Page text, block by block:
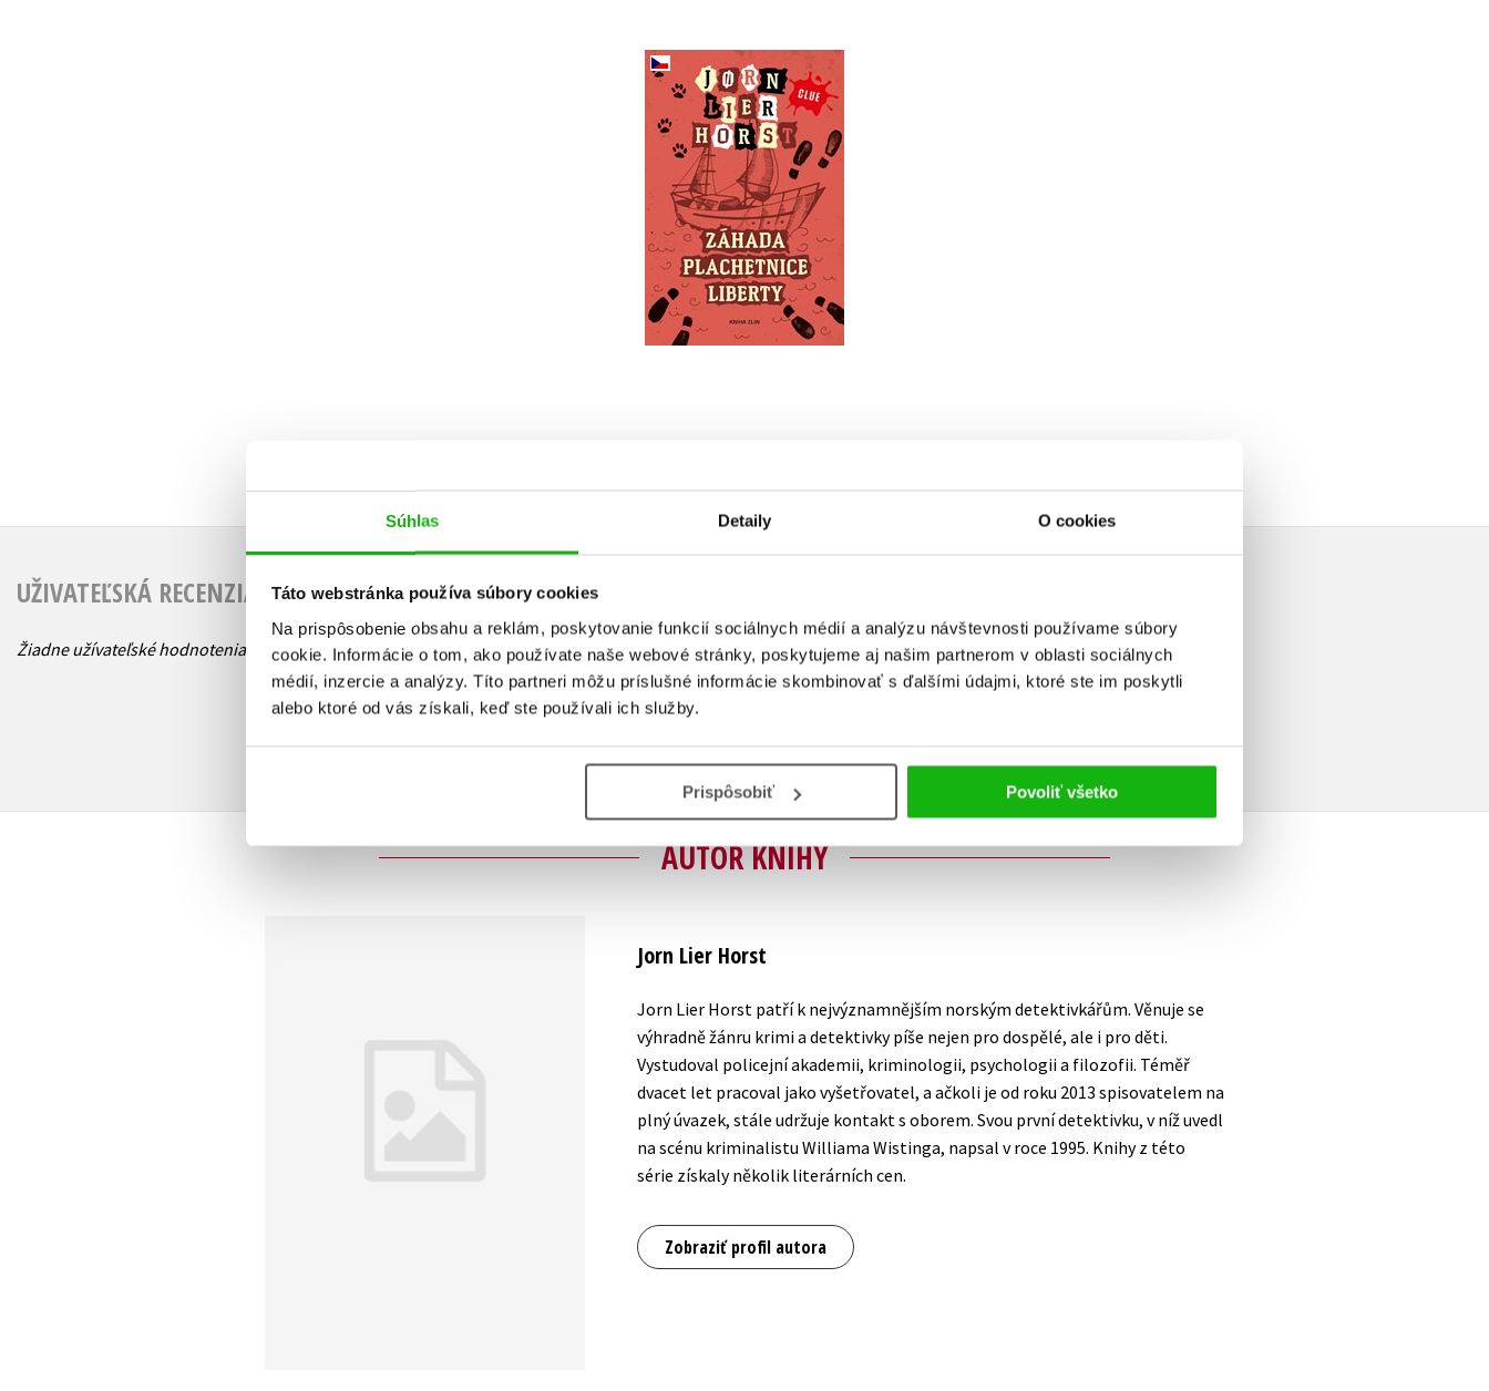
Súhlas Detaily O cookies
Táto webstránka používa súbory cookies
Na prispôsobenie obsahu a reklám, poskytovanie funkcií sociálnych médií a analýzu návštevnosti používame súbory
cookie. Informácie o tom, ako používate naše webové stránky, poskytujeme aj našim partnerom v oblasti sociálnych
médií, inzercie a analýzy. Títo partneri môžu príslušné informácie skombinovať s ďalšími údajmi, ktoré ste im poskytli
alebo ktoré od vás získali, keď ste používali ich služby.
Prispôsobiť Povoliť všetko
Záhada plachetnice
Liberty
Jorn Lier Horst
Do košíka
8,49 €
UŽIVATEĽSKÁ RECENZIA
Žiadne užívateľské hodnotenia nie sú dostupné. Vaše hodnotenie
Používateľskú recenziu môžu vkladať len registrovaní užívatelia
AUTOR KNIHY
Jorn Lier Horst
Jorn Lier Horst patří k nejvýznamnějším norským detektivkářům. Věnuje se
výhradně žánru krimi a detektivky píše nejen pro dospělé, ale i pro děti.
Vystudoval policejní akademii, kriminologii, psychologii a filozofii. Téměř
dvacet let pracoval jako vyšetřovatel, a ačkoli je od roku 2013 spisovatelem na
plný úvazek, stále udržuje kontakt s oborem. Svou první detektivku, v níž uvedl
na scénu kriminalistu Williama Wistinga, napsal v roce 1995. Knihy z této
série získaly několik literárních cen.
Zobraziť profil autora